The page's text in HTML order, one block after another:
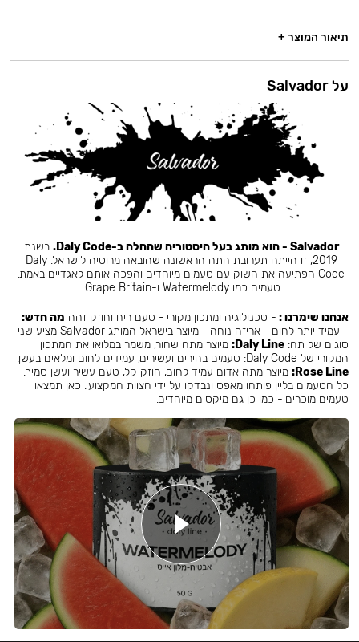
תיאור המוצר +
על Salvador
Salvador - הוא מותג בעל היסטוריה שהחלה ב-Daly Code.
בשנת
2019, זו הייתה תערובת התה הראשונה שהובאה מרוסיה לישראל. Daly
Code הפתיעה את השוק עם טעמים מיוחדים והפכה אותם לאגדיים באמת.
טעמים כמו Watermelody ו-Grape Britain.
אנחנו שימרנו : - טכנולוגיה ומתכון מקורי - טעם ריח וחוזק זהה מה חדש:
- עמיד יותר לחום - אריזה נוחה - מיוצר בישראל המותג Salvador מציע שני
סוגים של תה:Daly Line: מיוצר מתה שחור, משמר במלואו את המתכון
המקורי של Daly Code: טעמים בהירים ועשירים, עמידים לחום ומלאים בעשן.
Rose Line: מיוצר מתה אדום עמיד לחום, חוזק קל, טעם עשיר ועשן סמיך.
כל הטעמים בליין פותחו מאפס ונבדקו על ידי הצוות המקצועי. כאן תמצאו
טעמים מוכרים - כמו כן גם מיקסים מיוחדים.